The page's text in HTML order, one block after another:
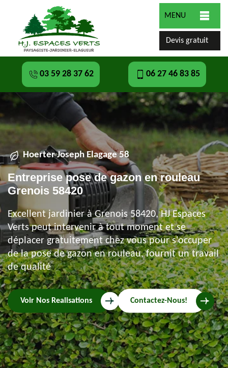
MENU
Devis gratuit
03 59 28 37 62 06 27 46 83 85
Hoerter Joseph Elagage 58
Entreprise pose de gazon en rouleau
Grenois 58420
Excellent jardinier à Grenois 58420, HJ Espaces
Verts peut intervenir à tout moment et se
déplacer gratuitement chez vous pour s'occuper
de la pose de gazon en rouleau, fournit un travail
de qualité
Voir Nos Realisations Contactez-Nous!